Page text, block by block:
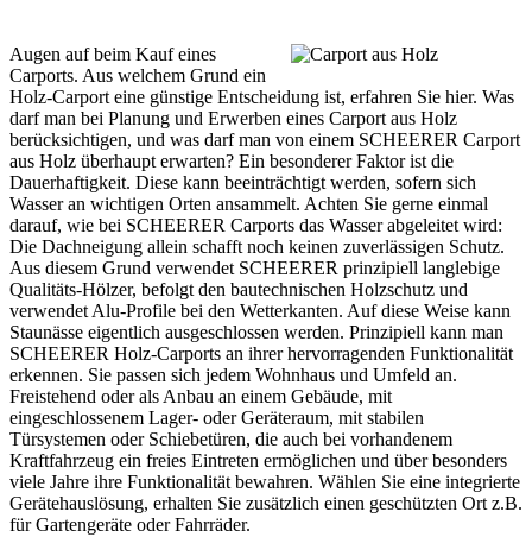
Augen auf beim Kauf eines
Carports. Aus welchem Grund ein
Holz-Carport eine günstige Entscheidung ist, erfahren Sie hier. Was
darf man bei Planung und Erwerben eines Carport aus Holz
berücksichtigen, und was darf man von einem SCHEERER Carport
aus Holz überhaupt erwarten? Ein besonderer Faktor ist die
Dauerhaftigkeit. Diese kann beeinträchtigt werden, sofern sich
Wasser an wichtigen Orten ansammelt. Achten Sie gerne einmal
darauf, wie bei SCHEERER Carports das Wasser abgeleitet wird:
Die Dachneigung allein schafft noch keinen zuverlässigen Schutz.
Aus diesem Grund verwendet SCHEERER prinzipiell langlebige
Qualitäts-Hölzer, befolgt den bautechnischen Holzschutz und
verwendet Alu-Profile bei den Wetterkanten. Auf diese Weise kann
Staunässe eigentlich ausgeschlossen werden. Prinzipiell kann man
SCHEERER Holz-Carports an ihrer hervorragenden Funktionalität
erkennen. Sie passen sich jedem Wohnhaus und Umfeld an.
Freistehend oder als Anbau an einem Gebäude, mit
eingeschlossenem Lager- oder Geräteraum, mit stabilen
Türsystemen oder Schiebetüren, die auch bei vorhandenem
Kraftfahrzeug ein freies Eintreten ermöglichen und über besonders
viele Jahre ihre Funktionalität bewahren. Wählen Sie eine integrierte
Gerätehauslösung, erhalten Sie zusätzlich einen geschützten Ort z.B.
für Gartengeräte oder Fahrräder.